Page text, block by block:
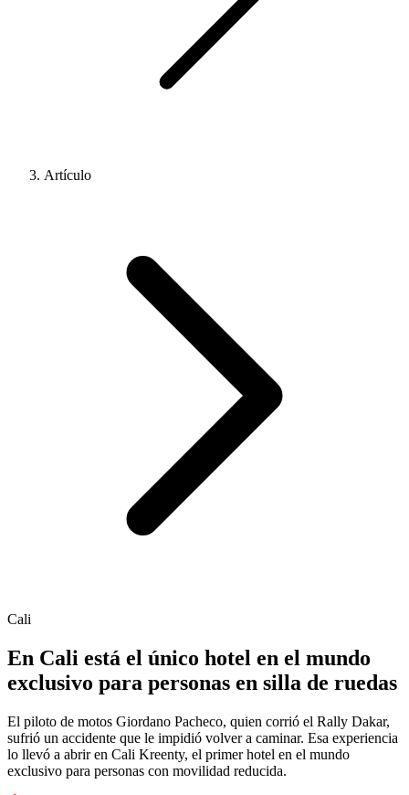
Artículo
Cali
En Cali está el único hotel en el mundo
exclusivo para personas en silla de ruedas
El piloto de motos Giordano Pacheco, quien corrió el Rally Dakar,
sufrió un accidente que le impidió volver a caminar. Esa experiencia
lo llevó a abrir en Cali Kreenty, el primer hotel en el mundo
exclusivo para personas con movilidad reducida.